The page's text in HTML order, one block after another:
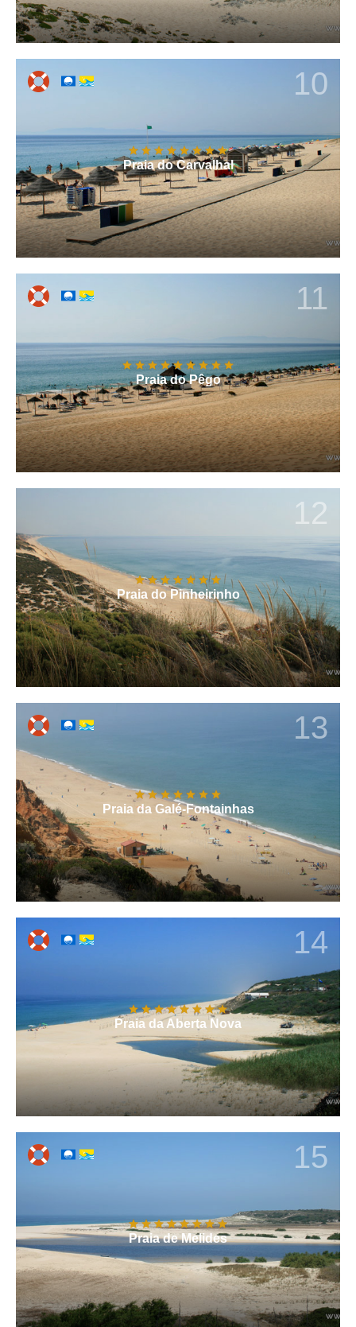
10
Praia do Carvalhal
11
Praia do Pêgo
12
Praia do Pinheirinho
13
Praia da Galé-Fontainhas
14
Praia da Aberta Nova
15
Praia de Melides